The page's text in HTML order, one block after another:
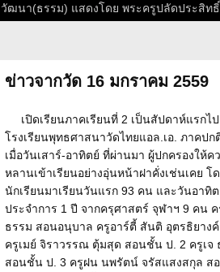
วัฒนา(ธรรม) แสดงโดย พระครูปลัดประสิท
ข่าวจากวัด 16 มกราคม 2559
เปิดเรียนภาคเรียนที่ 2 เป็นสัปดาห์แรกไ
โรงเรียนพุทธศาสนาวัดไทยแอล.เอ. ภาคปก
เมื่อวันเสาร์-อาทิตย์ ที่ผ่านมา ผู้ปกครองให้ค
หลานเข้าเรียนอย่างอุ่นหน้าฝาคั่งเช่นเคย โ
นักเรียนมาเรียนวันแรก 93 คน และวันอาทิ
ประจำการ 1 ปี จากครุศาสตร์ จุฬาฯ 9 คน ค
ธรรม สอนอนุบาล ครูอาร์ตี้ สันติ อุตรธิยาง
ครูเมย์ จิราวรรณ ตุ้มสุด สอนชั้น ป. 2 ครูเ
สอนชั้น ป. 3 ครูฝน นพรัตน์ จรัสแสงสกุล ส